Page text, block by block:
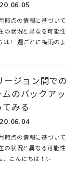
点の情報に基づいて
の状況と異なる可能性
！ 週ごとに梅雨のよ
ジョン間での
のバックアッ
みる
点の情報に基づいて
の状況と異なる可能性
こんにちは！t-